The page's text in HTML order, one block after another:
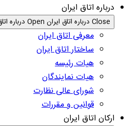
درباره اتاق ایران
Close درباره اتاق ایران Open درباره اتاق ایران
معرفی اتاق ایران
ساختار اتاق ایران
هیات رئیسه
هیات نمایندگان
شورای عالی نظارت
قوانین و مقررات
ارکان اتاق ایران